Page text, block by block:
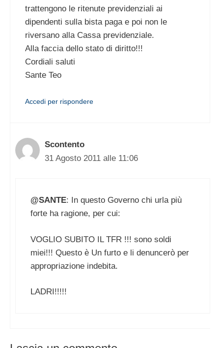
trattengono le ritenute previdenziali ai
dipendenti sulla bista paga e poi non le
riversano alla Cassa previdenziale.
Alla faccia dello stato di diritto!!!
Cordiali saluti
Sante Teo
Accedi per rispondere
Scontento
31 Agosto 2011 alle 11:06
@SANTE: In questo Governo chi urla più
forte ha ragione, per cui:
VOGLIO SUBITO IL TFR !!! sono soldi
miei!!! Questo è Un furto e li denuncerò per
appropriazione indebita.
LADRI!!!!!